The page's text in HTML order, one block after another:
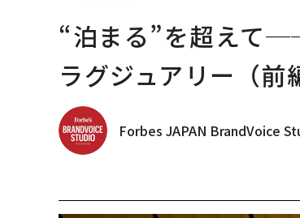
“泊まる”を超えて
ラグジュアリー（前
Forbes JAPAN BrandVoice